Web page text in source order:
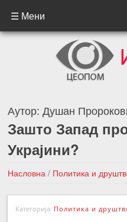
☰ Мени
Аутор:Душан
Зашто Запад
Украјини?
Насловна / Политика и
Украјини?
Категорија: Политика и